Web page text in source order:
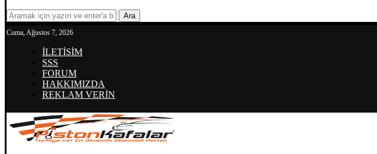
Ara
Cuma, Ağustos 7, 2026
İLETİŞİM
SSS
FORUM
HAKKIMIZDA
REKLAM VERİN